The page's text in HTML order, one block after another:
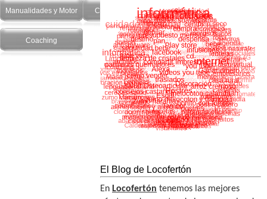
Manualidades y Motor Cuidado Personal Salud y recetas
Coaching
El Blog de Locofertón
En Locofertón tenemos las mejores